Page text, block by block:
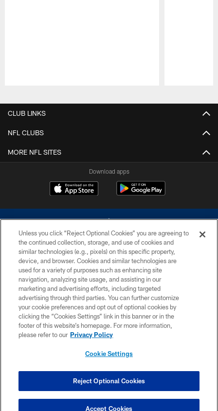
CLUB LINKS
NFL CLUBS
MORE NFL SITES
Download apps
©2026 Dallas Cowboys. All rights reserved. Do not duplicate in any form
without permission of the Dallas Cowboys. The Dallas Cowboys
Cheerleaders will not initiate contact with any person to request personal or
financial information.
PRIVACY POLICY
ACCESSIBILITY
SITE MAP
COOKIE SETTINGS
Unless you click “Reject Optional Cookies” you are agreeing to
the continued collection, storage, and use of cookies and
similar technologies (e.g., pixels) on this specific property,
device, and browser. Cookies and similar technologies are
used for a variety of purposes such as enhancing site
navigation, analyzing site usage, and assisting in our
marketing and advertising efforts, including targeted
advertising through third parties. You can further customize
your cookie preferences and opt out of optional cookies by
clicking the “Cookies Settings” link in this banner or in the
footer of this website’s homepage. For more information,
please refer to our Privacy Policy
Cookie Settings
Reject Optional Cookies
Accept Cookies